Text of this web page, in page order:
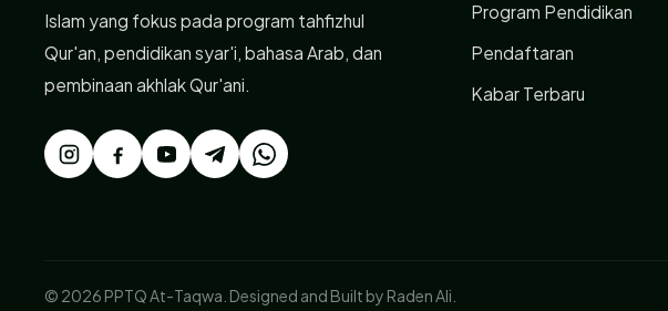
Islam yang fokus pada program tahfizhul
Qur'an, pendidikan syar'i, bahasa Arab, dan
pembinaan akhlak Qur'ani.
Program Pendidikan
Pendaftaran
Kabar Terbaru
© 2026 PPTQ At-Taqwa. Designed and Built by Raden Ali.